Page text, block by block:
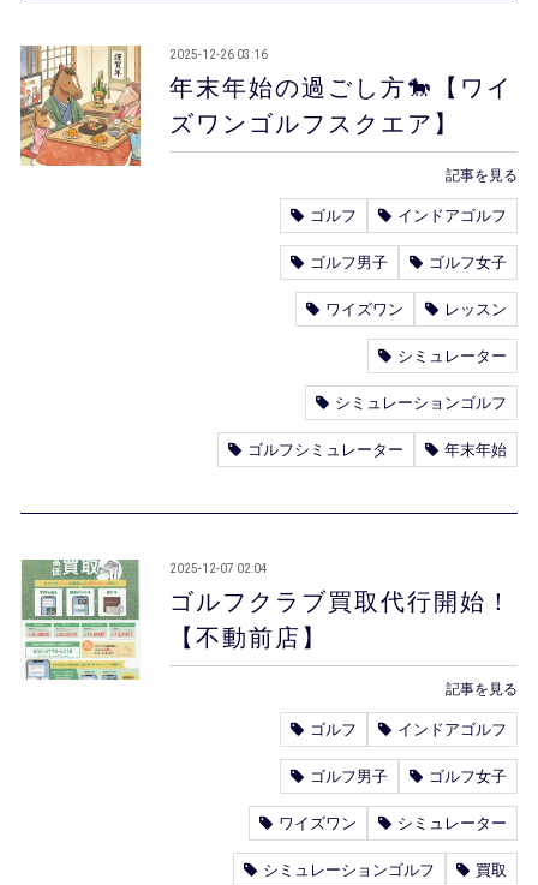
年末年始の過ごし方🐎【ワイ
ズワンゴルフスクエア】
2025-12-26 03:16
記事を見る
ゴルフ インドアゴルフ
ゴルフ男子 ゴルフ女子
ワイズワン レッスン
シミュレーター
シミュレーションゴルフ
ゴルフシミュレーター 年末年始
ゴルフクラブ買取代行開始！
【不動前店】
2025-12-07 02:04
記事を見る
ゴルフ インドアゴルフ
ゴルフ男子 ゴルフ女子
ワイズワン シミュレーター
シミュレーションゴルフ 買取